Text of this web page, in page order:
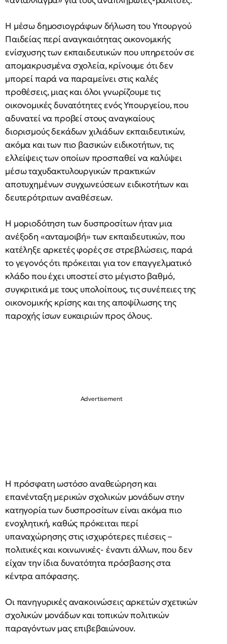
Η μέσω δημοσιογράφων δήλωση του Υπουργού
Παιδείας περί αναγκαιότητας οικονομικής
ενίσχυσης των εκπαιδευτικών που υπηρετούν σε
απομακρυσμένα σχολεία, κρίνουμε ότι δεν
μπορεί παρά να παραμείνει στις καλές
προθέσεις, μιας και όλοι γνωρίζουμε τις
οικονομικές δυνατότητες ενός Υπουργείου, που
αδυνατεί να προβεί στους αναγκαίους
διορισμούς δεκάδων χιλιάδων εκπαιδευτικών,
ακόμα και των πιο βασικών ειδικοτήτων, τις
ελλείψεις των οποίων προσπαθεί να καλύψει
μέσω ταχυδακτυλουργικών πρακτικών
αποτυχημένων συγχωνεύσεων ειδικοτήτων και
δευτερότριτων αναθέσεων.
Η μοριοδότηση των δυσπροσίτων ήταν μια
ανέξοδη «ανταμοιβή» των εκπαιδευτικών, που
κατέληξε αρκετές φορές σε στρεβλώσεις, παρά
το γεγονός ότι πρόκειται για τον επαγγελματικό
κλάδο που έχει υποστεί στο μέγιστο βαθμό,
συγκριτικά με τους υπολοίπους, τις συνέπειες της
οικονομικής κρίσης και της αποψίλωσης της
παροχής ίσων ευκαιριών προς όλους.
Η πρόσφατη ωστόσο αναθεώρηση και
επανένταξη μερικών σχολικών μονάδων στην
κατηγορία των δυσπροσίτων είναι ακόμα πιο
ενοχλητική, καθώς πρόκειται περί
υπαναχώρησης στις ισχυρότερες πιέσεις –
πολιτικές και κοινωνικές- έναντι άλλων, που δεν
είχαν την ίδια δυνατότητα πρόσβασης στα
κέντρα απόφασης.
Οι πανηγυρικές ανακοινώσεις αρκετών σχετικών
σχολικών μονάδων και τοπικών πολιτικών
παραγόντων μας επιβεβαιώνουν.